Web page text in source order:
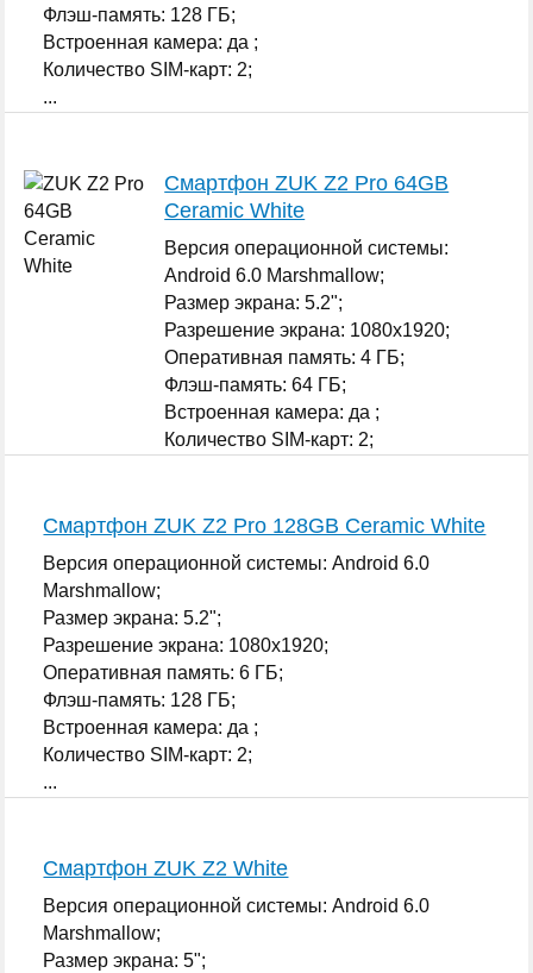
Флэш-память: 128 ГБ;
Встроенная камера: да ;
Количество SIM-карт: 2;
...
Смартфон ZUK Z2 Pro 64GB
Ceramic White
Версия операционной системы:
Android 6.0 Marshmallow;
Размер экрана: 5.2";
Разрешение экрана: 1080x1920;
Оперативная память: 4 ГБ;
Флэш-память: 64 ГБ;
Встроенная камера: да ;
Количество SIM-карт: 2;
Смартфон ZUK Z2 Pro 128GB Ceramic White
Версия операционной системы: Android 6.0
Marshmallow;
Размер экрана: 5.2";
Разрешение экрана: 1080x1920;
Оперативная память: 6 ГБ;
Флэш-память: 128 ГБ;
Встроенная камера: да ;
Количество SIM-карт: 2;
...
Смартфон ZUK Z2 White
Версия операционной системы: Android 6.0
Marshmallow;
Размер экрана: 5";